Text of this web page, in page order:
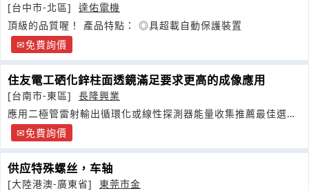
[台中市-北區]
達佑電機
頂級的品質喔！ 產品特點： ◎具超載自動保護裝置
免費詢價
住友電工硒化鋅柱面透鏡滿足要求更高的成像應用
[台南市-東區]
長隆興業
應用二極管雷射輸出循環化或線性探測器能量收集推薦最佳選擇
住友電工硒化鋅柱面透鏡
免費詢價
供应特殊螺丝，车轴
[大陸港澳-廣東省]
東莞市金